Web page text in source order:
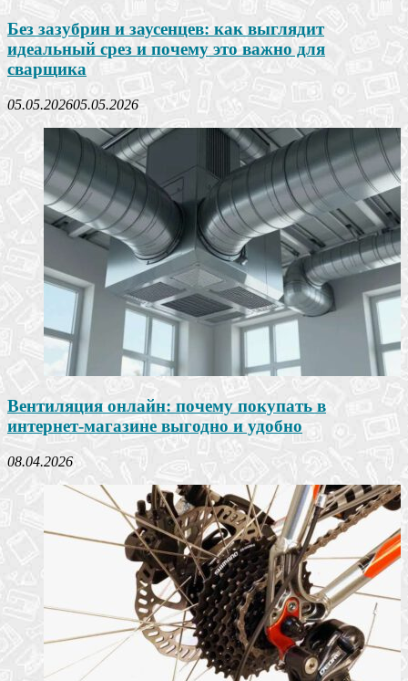
Без зазубрин и заусенцев: как выглядит
идеальный срез и почему это важно для
сварщика
05.05.202605.05.2026
Вентиляция онлайн: почему покупать в
интернет-магазине выгодно и удобно
08.04.2026